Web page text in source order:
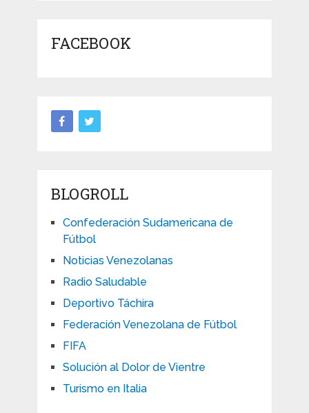
FACEBOOK
BLOGROLL
Confederación Sudamericana de
Fútbol
Noticias Venezolanas
Radio Saludable
Deportivo Táchira
Federación Venezolana de Fútbol
FIFA
Solución al Dolor de Vientre
Turismo en Italia